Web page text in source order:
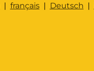
| français| Deutsch |